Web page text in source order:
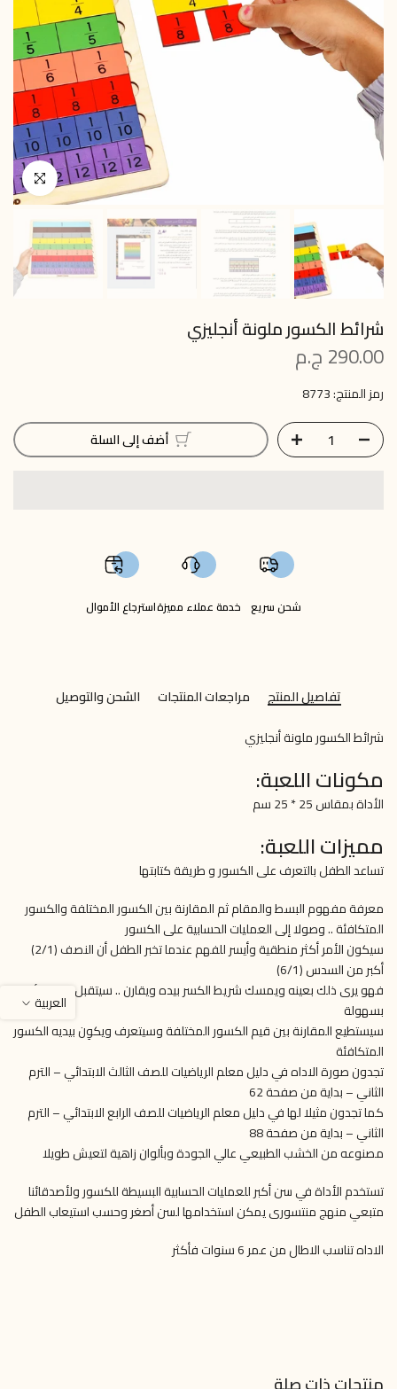
انقر للتكبير
شرائط الكسور ملونة أنجليزي
290.00 ج.م
رمز المنتج:8773
أضف إلى السلة
شحن سريع خدمة عملاء مميزةاسترجاع الأموال
تفاصيل المنتج مراجعات المنتجات
الشحن والتوصيل
شرائط الكسور ملونة أنجليزي
مكونات اللعبة:
الأداة بمقاس 25 * 25 سم
مميزات اللعبة:
تساعد الطفل بالتعرف على الكسور و طريقة كتابتها
معرفة مفهوم البسط والمقام ثم المقارنة بين الكسور المختلفة والكسور
المتكافئة .. وصولا إلى العمليات الحسابية على الكسور
سيكون الأمر أكثر منطقية وأيسر للفهم عندما تخبر الطفل أن النصف (2/1)
أكبر من السدس (6/1)
فهو يرى ذلك بعينه ويمسك شريط الكسر بيده ويقارن .. سيتقبل عقله الأمر
بسهولة
سيستطيع المقارنة بين قيم الكسور المختلفة وسيتعرف ويكوِن بيديه الكسور
المتكافئة
تجدون صورة الاداه في دليل معلم الرياضيات للصف الثالث الابتدائي – الترم
الثاني – بداية من صفحة 62
كما تجدون مثيلا لها في دليل معلم الرياضيات للصف الرابع الابتدائي – الترم
الثاني – بداية من صفحة 88
مصنوعه من الخشب الطبيعي عالي الجودة وبألوان زاهية لتعيش طويلا
تستخدم الأداة في سن أكبر للعمليات الحسابية البسيطة للكسور ولأصدقائنا
متبعي منهج منتسورى يمكن استخدامها لسن أصغر وحسب استيعاب الطفل
الاداه تناسب الاطال من عمر 6 سنوات فأكثر
العربية